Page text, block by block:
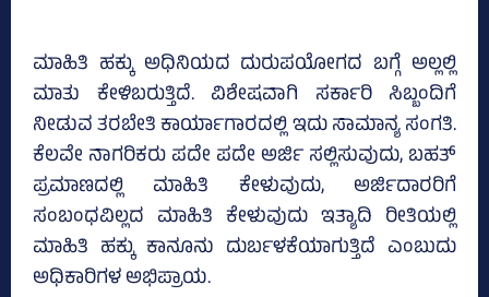
ಮಾಹಿತಿ ಹಕ್ಕು ಅಧಿನಿಯದ ದುರುಪಯೋಗದ ಬಗ್ಗೆ ಅಲ್ಲಲ್ಲಿ
ಮಾತು ಕೇಳಿಬರುತ್ತಿದೆ. ವಿಶೇಷವಾಗಿ ಸರ್ಕಾರಿ ಸಿಬ್ಬಂದಿಗೆ
ನೀಡುವ ತರಬೇತಿ ಕಾರ್ಯಾಗಾರದಲ್ಲಿ ಇದು ಸಾಮಾನ್ಯ ಸಂಗತಿ.
ಕೆಲವೇ ನಾಗರಿಕರು ಪದೇ ಪದೇ ಅರ್ಜಿ ಸಲ್ಲಿಸುವುದು, ಬಹತ್
ಪ್ರಮಾಣದಲ್ಲಿ ಮಾಹಿತಿ ಕೇಳುವುದು, ಅರ್ಜಿದಾರರಿಗೆ
ಸಂಬಂಧವಿಲ್ಲದ ಮಾಹಿತಿ ಕೇಳುವುದು ಇತ್ಯಾದಿ ರೀತಿಯಲ್ಲಿ
ಮಾಹಿತಿ ಹಕ್ಕು ಕಾನೂನು ದುರ್ಬಳಕೆಯಾಗುತ್ತಿದೆ ಎಂಬುದು
ಅಧಿಕಾರಿಗಳ ಅಭಿಪ್ರಾಯ.